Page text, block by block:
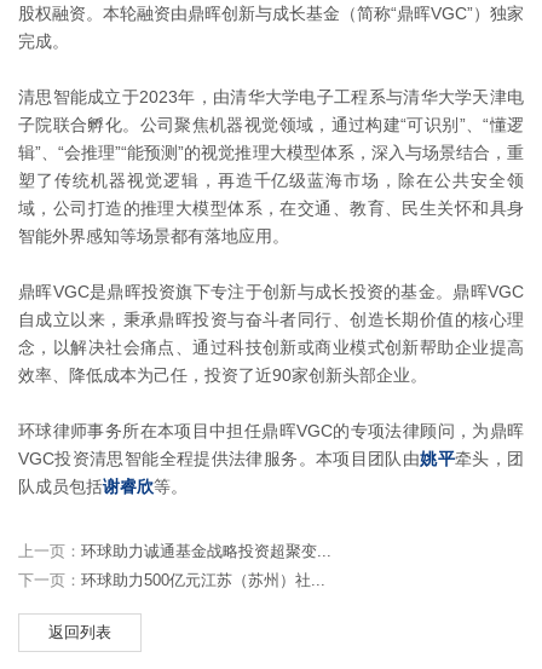
股权融资。本轮融资由鼎晖创新与成长基金（简称“鼎晖VGC”）独家
完成。
清思智能成立于2023年，由清华大学电子工程系与清华大学天津电
子院联合孵化。公司聚焦机器视觉领域，通过构建“可识别”、“懂逻
辑”、“会推理”“能预测”的视觉推理大模型体系，深入与场景结合，重
塑了传统机器视觉逻辑，再造千亿级蓝海市场，除在公共安全领
域，公司打造的推理大模型体系，在交通、教育、民生关怀和具身
智能外界感知等场景都有落地应用。
鼎晖VGC是鼎晖投资旗下专注于创新与成长投资的基金。鼎晖VGC
自成立以来，秉承鼎晖投资与奋斗者同行、创造长期价值的核心理
念，以解决社会痛点、通过科技创新或商业模式创新帮助企业提高
效率、降低成本为己任，投资了近90家创新头部企业。
环球律师事务所在本项目中担任鼎晖VGC的专项法律顾问，为鼎晖
VGC投资清思智能全程提供法律服务。本项目团队由姚平牵头，团
队成员包括谢睿欣等。
上一页： 环球助力诚通基金战略投资超聚变...
下一页： 环球助力500亿元江苏（苏州）社...
返回列表